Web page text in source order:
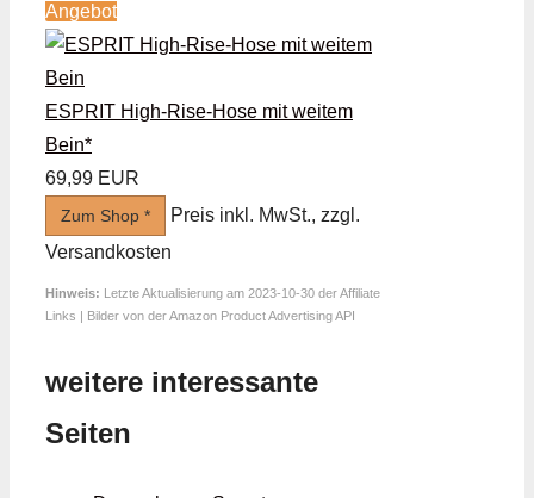
Angebot
ESPRIT High-Rise-Hose mit weitem
Bein*
69,99 EUR
Zum Shop *
Preis inkl. MwSt., zzgl.
Versandkosten
Hinweis: Letzte Aktualisierung am 2023-10-30 der Affiliate
Links | Bilder von der Amazon Product Advertising API
weitere interessante
Seiten